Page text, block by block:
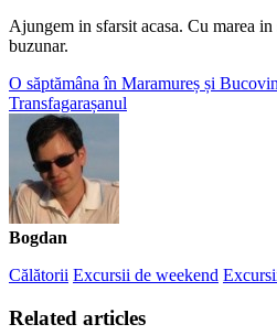
Ajungem in sfarsit acasa. Cu marea
buzunar.
O săptămâna în Maramureș și
Transfagarașanul
Bogdan
Călătorii Excursii de weekend
Related articles